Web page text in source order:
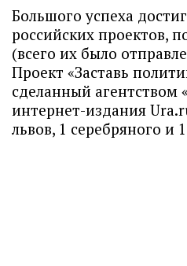
Большого успеха
российских проектов,
(всего их было
Проект «Заставь
сделанный агентством
интернет-издания
львов, 1 серебряного и